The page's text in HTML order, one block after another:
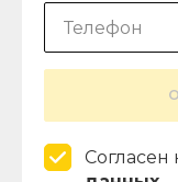
Согласен